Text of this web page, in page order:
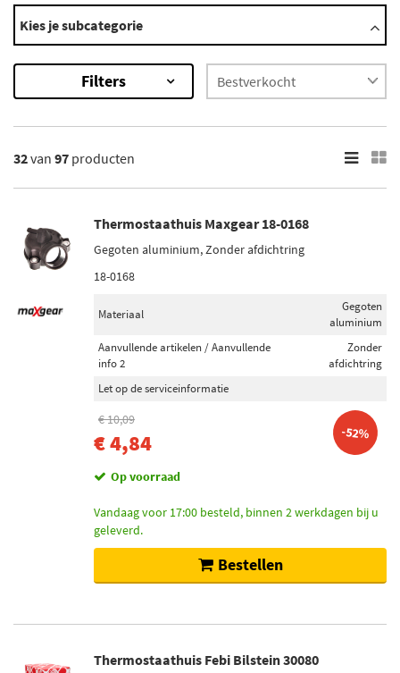
Modellen
190
200
A Klasse
A-Klasse
×
Resultaten
Merk
Fispa (1)
Maxgear (5)
Meat Doria (5)
Niet op voorraad (75)
Op voorraad (22)
Kies je subcategorie
Filters
32van 97 producten
Thermostaathuis Maxgear 18-0168
Gegoten aluminium, Zonder afdichtring
18-0168
Materiaal
Gegoten
aluminium
Aanvullende artikelen / Aanvullende
info 2
Zonder
afdichtring
Let op de serviceinformatie
€ 10,09
€ 4,84 -52%
Op voorraad
Vandaag voor 17:00 besteld, binnen 2 werkdagen bij u
geleverd.
Bestellen
Thermostaathuis Febi Bilstein 30080